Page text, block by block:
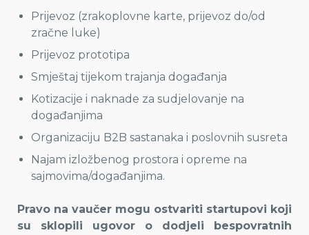
Prijevoz (zrakoplovne karte, prijevoz do/od
zračne luke)
Prijevoz prototipa
Smještaj tijekom trajanja događanja
Kotizacije i naknade za sudjelovanje na
događanjima
Organizaciju B2B sastanaka i poslovnih susreta
Najam izložbenog prostora i opreme na
sajmovima/događanjima.
Pravo na vaučer mogu ostvariti startupovi koji
su sklopili ugovor o dodjeli bespovratnih